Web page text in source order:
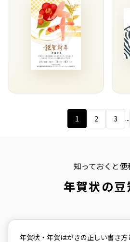
1 2 3 ...
知っておくと便
年賀状の豆
年賀状・年賀はがきの正しい書き